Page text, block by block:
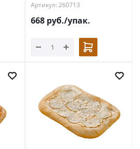
Артикул: 260713
668 руб./упак.